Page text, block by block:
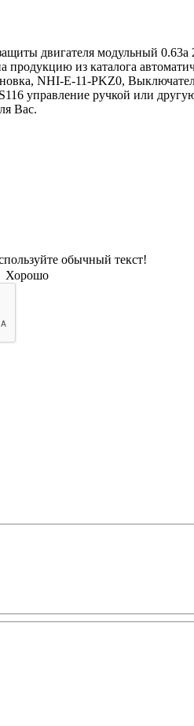
двигателя модульный
продукцию из каталога
NHI-E-11-PKZ0,
управление ручкой или
Вас.
обычный текст!
Хорошо